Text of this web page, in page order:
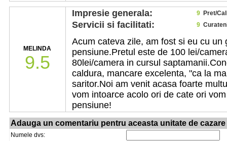
MELINDA
9.5
Impresie generala: 9 Pret/
Servicii si facilitati: 9
Acum cateva zile, am fost si eu cu
pensiune.Pretul este de 100 lei/
80lei/camera in cursul
caldura, mancare excelenta, "ca la
saritor.Noi am venit acasa foarte
vom intoarce acolo ori de cate ori
pensiune!
Adauga un comentariu pentru aceasta unitate de cazare
Numele dvs: